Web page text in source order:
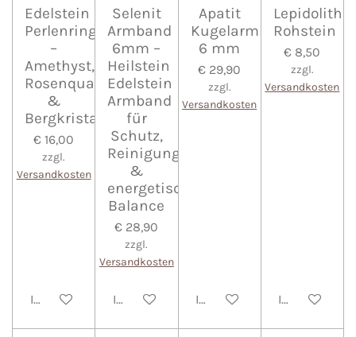
Edelstein
Perlenring
–
Amethyst,
Rosenquarz
&
Bergkristall
€ 16,00
zzgl.
Versandkosten
In den Warenkorb
Selenit
Armband
6mm –
Heilstein
Edelstein
Armband
für
Schutz,
Reinigung
&
energetische
Balance
€ 28,90
zzgl.
Versandkosten
In den Warenkorb
Apatit
Kugelarmband
6 mm
€ 29,90
zzgl.
Versandkosten
In den Warenkorb
Lepidolith
Rohstein
€ 8,50
zzgl.
Versandkosten
In den